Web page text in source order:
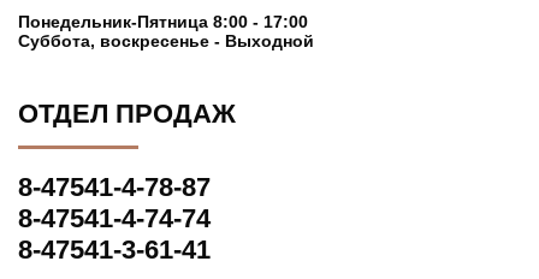
Отдел продаж
8-47541-4-78-87
Понедельник-Пятница 8:00 - 17:00
Суббота, воскресенье - Выходной
ОТДЕЛ ПРОДАЖ
8-47541-4-78-87
8-47541-4-74-74
8-47541-3-61-41